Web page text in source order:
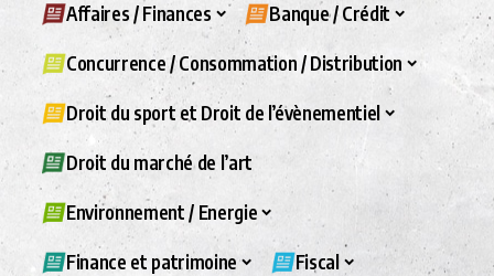
Affaires / Finances Banque / Crédit
Concurrence / Consommation / Distribution
Droit du sport et Droit de l’évènementiel
Droit du marché de l’art
Environnement / Energie
Finance et patrimoine Fiscal